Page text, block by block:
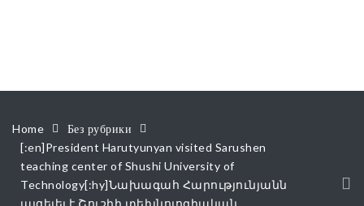
Home
Без рубрики
[:en]President Harutyunyan visited Sarushen
teaching center of Shushi University of
Technology[:hy]Նախագահ Հարությունյանն
այցելել է Շուշիի տեխնոլոգիական